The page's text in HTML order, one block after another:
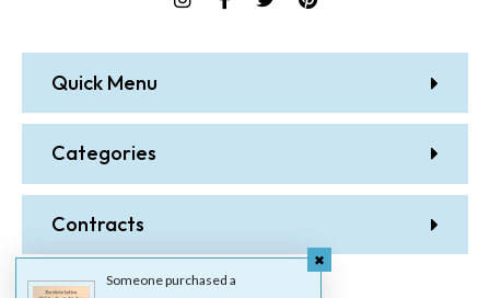
Quick Menu
Categories
Contracts
Someone purchased a